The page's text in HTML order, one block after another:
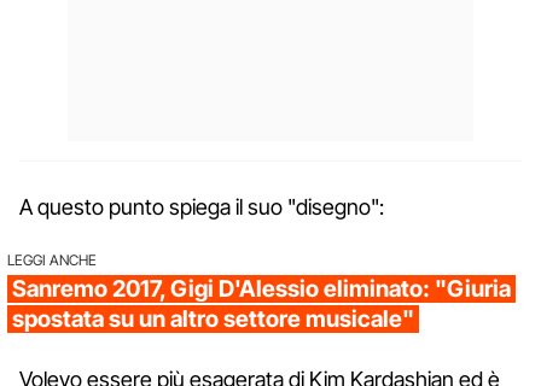
A questo punto spiega il suo "disegno":
LEGGI ANCHE
Sanremo 2017, Gigi D'Alessio eliminato: "Giuria
spostata su un altro settore musicale"
Volevo essere più esagerata di Kim Kardashian ed è